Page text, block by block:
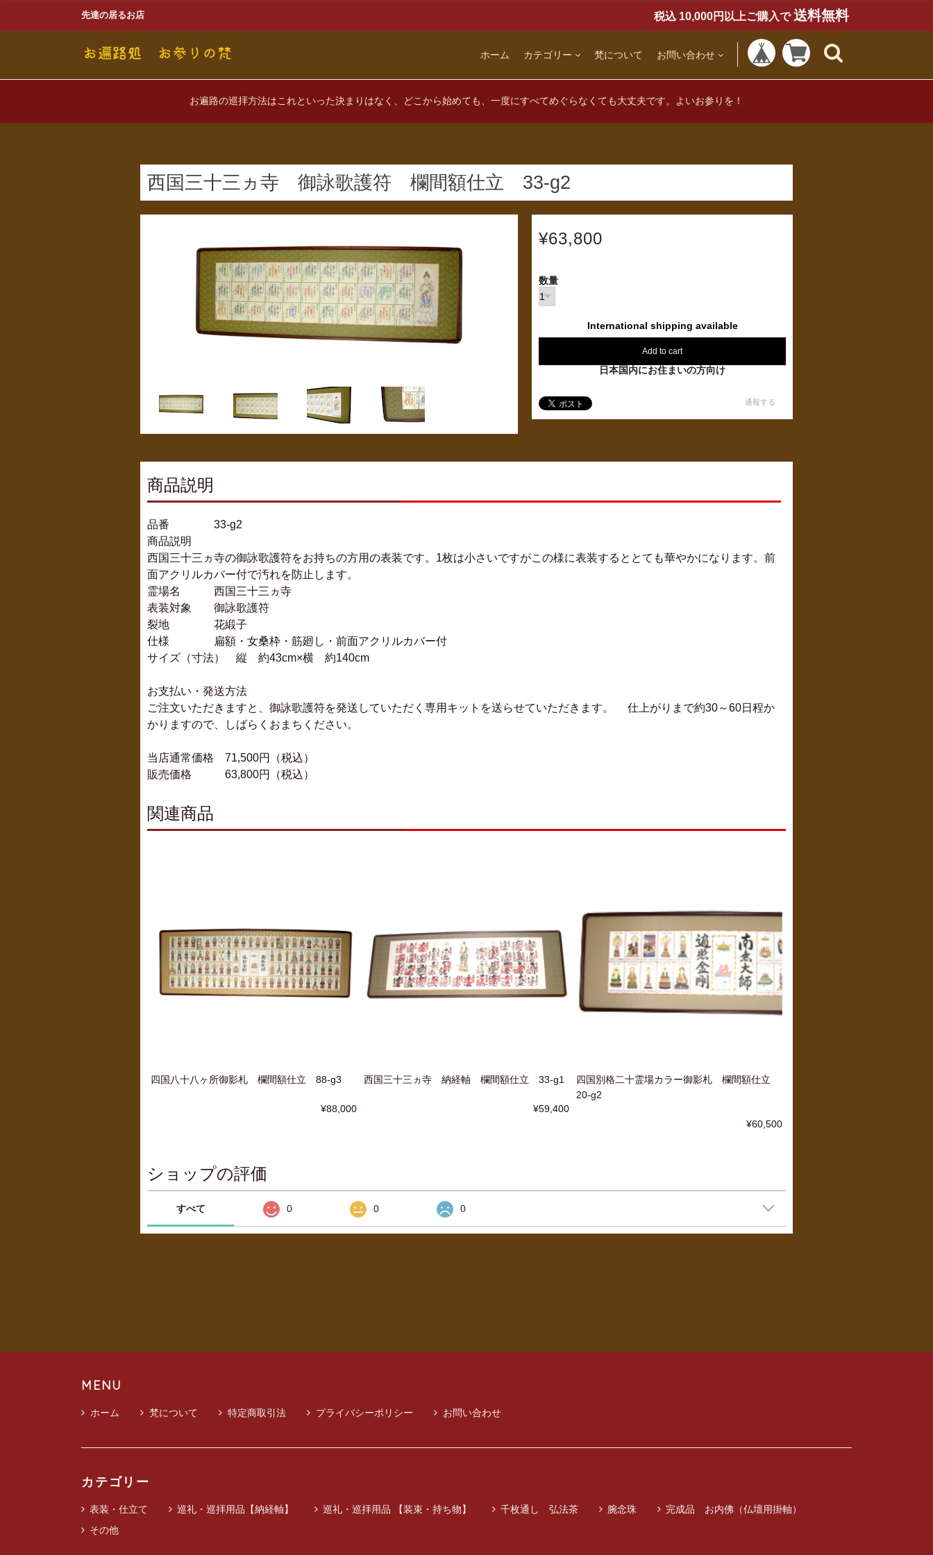
先達の居るお店 税込 10,000円以上ご購入で 送料無料
ホーム カテゴリー 梵について お問い合わせ
お遍路の巡拝方法はこれといった決まりはなく、どこから始めても、一度にすべてめぐらなくても大丈夫です。よいお参りを！
西国三十三ヵ寺 御詠歌護符 欄間額仕立 33-g2
¥63,800
数量
International shipping available
Add to cart
日本国内にお住まいの方向け
通報する
商品説明
品番 33-g2
商品説明
西国三十三ヵ寺の御詠歌護符をお持ちの方用の表装です。1枚は小さいですがこの様に表装するととても華やかになります。前
面アクリルカバー付で汚れを防止します。
霊場名 西国三十三ヵ寺
表装対象 御詠歌護符
裂地 花緞子
仕様 扁額・女桑枠・筋廻し・前面アクリルカバー付
サイズ（寸法） 縦 約43cm×横 約140cm
お支払い・発送方法
ご注文いただきますと、御詠歌護符を発送していただく専用キットを送らせていただきます。 仕上がりまで約30～60日程か
かりますので、しばらくおまちください。
当店通常価格 71,500円（税込）
販売価格 63,800円（税込）
関連商品
四国八十八ヶ所御影札 欄間額仕立 88-g3
¥88,000
西国三十三ヵ寺 納経軸 欄間額仕立 33-g1
¥59,400
四国別格二十霊場カラー御影札 欄間額仕立
20-g2
¥60,500
ショップの評価
すべて 0 0 0
MENU
ホーム 梵について 特定商取引法 プライバシーポリシー お問い合わせ
カテゴリー
表装・仕立て 巡礼・巡拝用品【納経軸】 巡礼・巡拝用品 【装束・持ち物】 千枚通し 弘法茶 腕念珠
完成品 お内佛（仏壇用掛軸）
その他